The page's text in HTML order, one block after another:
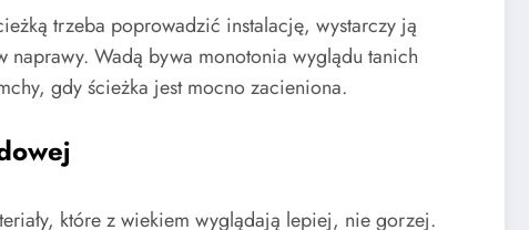
trzeba poprowadzić instalację, wystarczy ją
Wadą bywa monotonia wyglądu tanich
gdy ścieżka jest mocno zacieniona.
które z wiekiem wyglądają lepiej, nie gorzej.